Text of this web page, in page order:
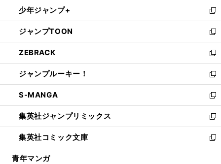
で
開
く
ド
ウ
で
開
く
ィ
ン
ド
ウ
で
開
く
い
ウ
ィ
ン
ド
ウ
で
開
く
少年ジャンプ+
新
し
い
ウ
ィ
ン
ド
ウ
で
開
く
ジャンプTOON
新
し
い
ウ
ィ
ン
ド
ウ
で
開
く
ZEBRACK
新
し
い
ウ
ィ
ン
ド
ウ
で
開
ジャンプルーキー！
新
し
い
ウ
ィ
ン
ド
ウ
S-MANGA
新
し
い
ウ
ィ
ン
集英社ジャンプリミックス
新
し
い
ウ
集英社コミック文庫
新
し
青年マンガ